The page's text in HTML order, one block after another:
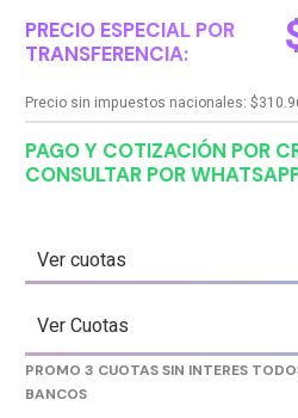
PRECIO ESPECIAL POR
TRANSFERENCIA:
Precio sin impuestos nacionales: $
PAGO Y COTIZACIÓN POR
CONSULTAR POR
Ver cuotas
Ver Cuotas
PROMO 3 CUOTAS SIN INTERES
BANCOS